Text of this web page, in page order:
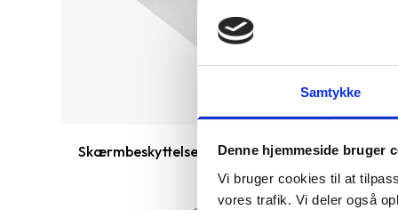
Samtykke
Denne hjemmeside bruger
Vi bruger cookies til at
vores trafik. Vi deler også
Skærmbeskyttelse iPhone 13 Mini Cover